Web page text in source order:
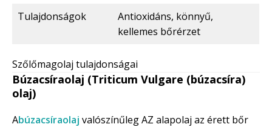
Tulajdonságok
Antioxidáns, könnyű,
kellemes bőrérzet
Szőlőmagolaj tulajdonságai
Búzacsíraolaj (Triticum Vulgare (búzacsíra)
olaj)
Abúzacsíraolaj valószínűleg AZ alapolaj az érett bőr